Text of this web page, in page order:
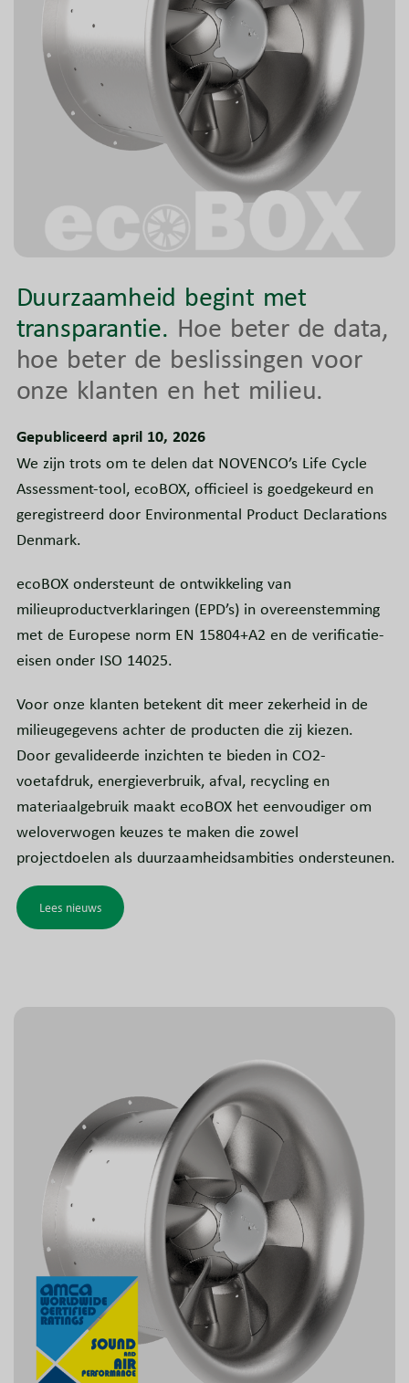
Duurzaamheid begint met
transparantie. Hoe beter de data,
hoe beter de beslissingen voor
onze klanten en het milieu.
Gepubliceerd april 10, 2026
We zijn trots om te delen dat NOVENCO’s Life Cycle
Assessment-tool, ecoBOX, officieel is goedgekeurd en
geregistreerd door Environmental Product Declarations
Denmark.
ecoBOX ondersteunt de ontwikkeling van
milieuproductverklaringen (EPD’s) in overeenstemming
met de Europese norm EN 15804+A2 en de verificatie-
eisen onder ISO 14025.
Voor onze klanten betekent dit meer zekerheid in de
milieugegevens achter de producten die zij kiezen.
Door gevalideerde inzichten te bieden in CO2-
voetafdruk, energieverbruik, afval, recycling en
materiaalgebruik maakt ecoBOX het eenvoudiger om
weloverwogen keuzes te maken die zowel
projectdoelen als duurzaamheidsambities ondersteunen.
Lees nieuws